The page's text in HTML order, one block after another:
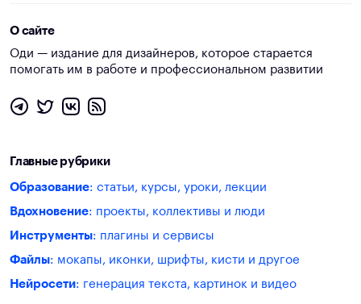
О сайте
Оди — издание для дизайнеров, которое старается
помогать им в работе и профессиональном развитии
Главные рубрики
Образование: статьи, курсы, уроки, лекции
Вдохновение: проекты, коллективы и люди
Инструменты: плагины и сервисы
Файлы: мокапы, иконки, шрифты, кисти и другое
Нейросети: генерация текста, картинок и видео